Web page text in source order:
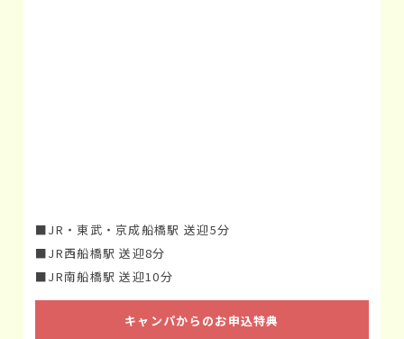
■JR・東武・京成船橋駅 送迎5分
■JR西船橋駅 送迎8分
■JR南船橋駅 送迎10分
キャンパからのお申込特典